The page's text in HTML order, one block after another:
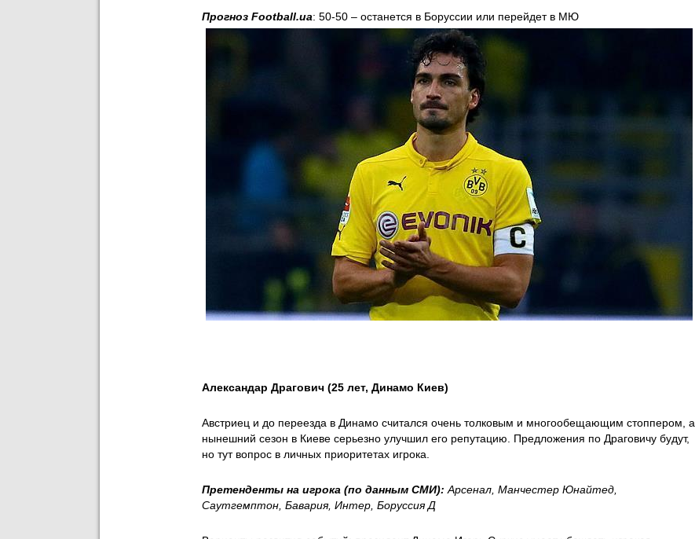
Прогноз Football.ua: 50-50 – останется в Боруссии или перейдет в МЮ
Александар Драгович (25 лет, Динамо Киев)
Австриец и до переезда в Динамо считался очень толковым и многообещающим стоппером, а
нынешний сезон в Киеве серьезно улучшил его репутацию. Предложения по Драговичу будут,
но тут вопрос в личных приоритетах игрока.
Претенденты на игрока (по данным СМИ): Арсенал, Манчестер Юнайтед,
Саутгемптон, Бавария, Интер, Боруссия Д